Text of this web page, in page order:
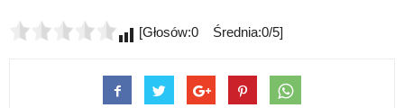
[Głosów:0 Średnia:0/5]